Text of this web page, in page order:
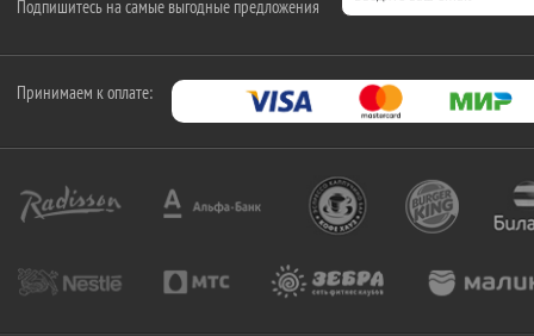
Подпишитесь на самые выгодные предложения
Принимаем к оплате: